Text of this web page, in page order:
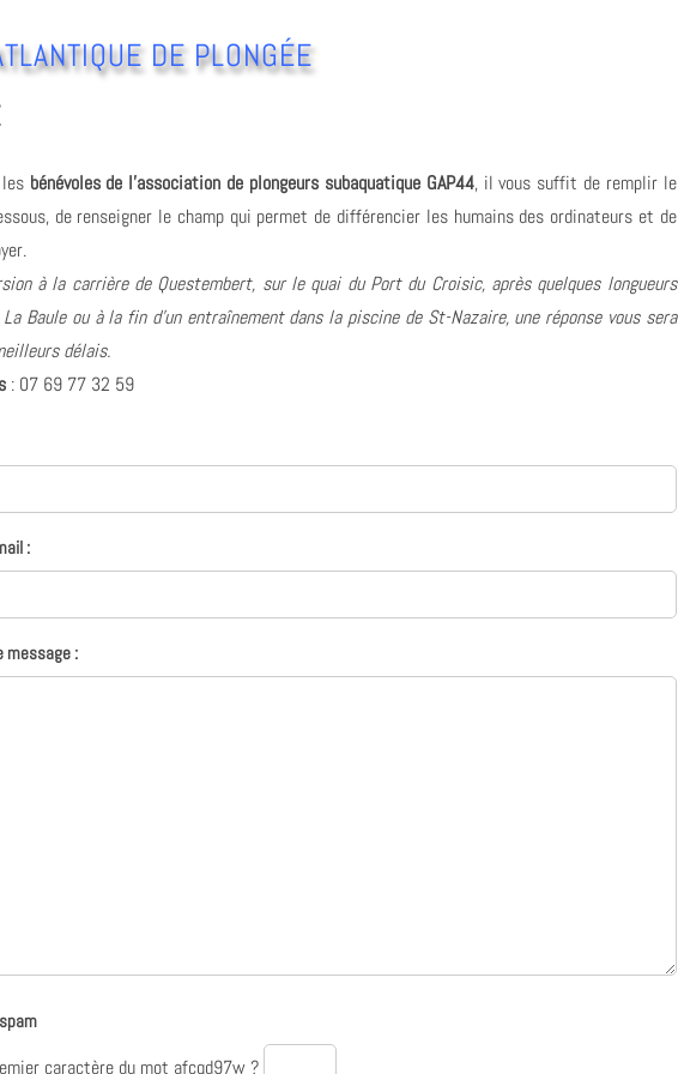
DE PLONGÉE
bénévoles de l'association de plongeurs subaquatique GAP44, il vous suffit de remplir le
de renseigner le champ qui permet de différencier les humains des ordinateurs et de
à la carrière de Questembert, sur le quai du Port du Croisic, après quelques longueurs
Baule ou à la fin d'un entraînement dans la piscine de St-Nazaire, une réponse vous sera
délais.
: 07 69 77 32 59
:
message :
caractère du mot afcqd97w ?